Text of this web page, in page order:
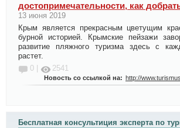
достопримечательности, как
13 июня 2019
Крым является прекрасным цветущим
бурной историей. Крымские пейзажи
развитие пляжного туризма здесь с
растет.
0 |
2541
Новость со ссылкой на: http://
Бесплатная консультиция эксперта по